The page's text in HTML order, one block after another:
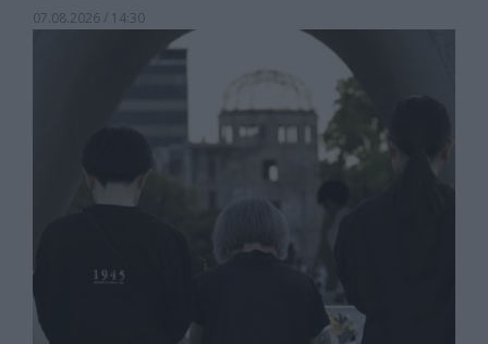
07.08.2026 / 14:30